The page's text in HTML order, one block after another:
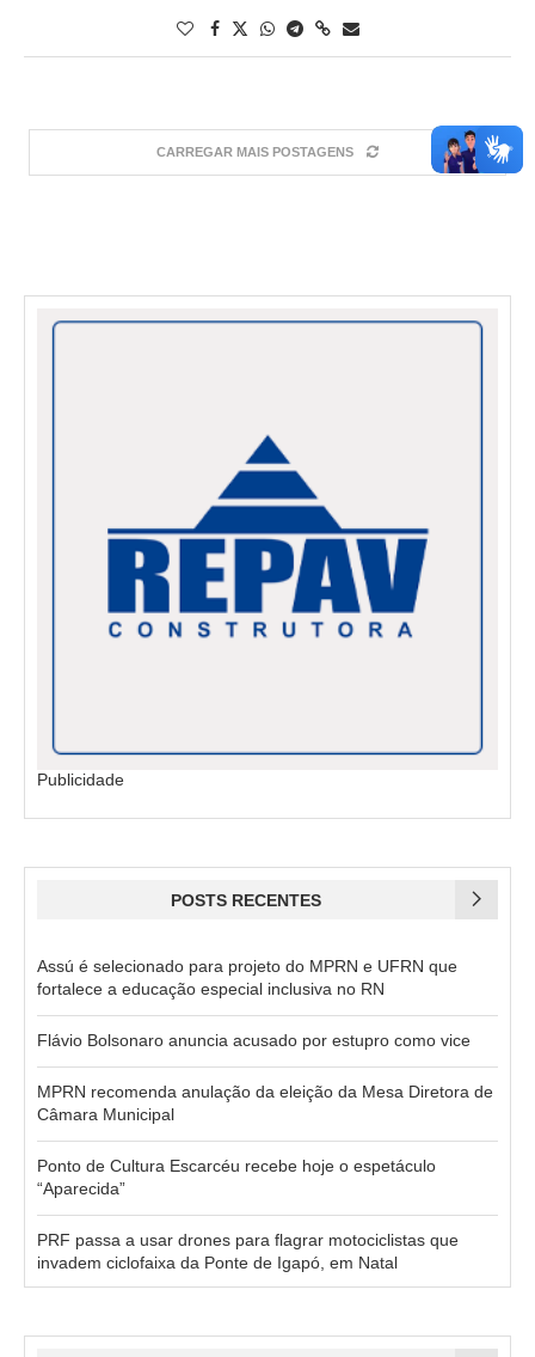
CARREGAR MAIS POSTAGENS
Publicidade
POSTS RECENTES
Assú é selecionado para projeto do MPRN e UFRN que
fortalece a educação especial inclusiva no RN
Flávio Bolsonaro anuncia acusado por estupro como vice
MPRN recomenda anulação da eleição da Mesa Diretora de
Câmara Municipal
Ponto de Cultura Escarcéu recebe hoje o espetáculo
“Aparecida”
PRF passa a usar drones para flagrar motociclistas que
invadem ciclofaixa da Ponte de Igapó, em Natal